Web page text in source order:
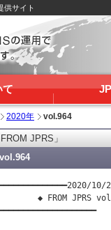
供サイト
て
2020年 vol.964
JPRS」
10/
◆ FROM JPRS